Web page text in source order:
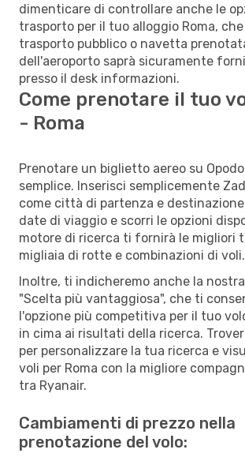
dimenticare di controllare anche le
trasporto per il tuo alloggio Roma,
trasporto pubblico o navetta
dell'aeroporto saprà sicuramente
presso il desk informazioni.
Come prenotare il tuo
- Roma
Prenotare un biglietto aereo su
semplice. Inserisci semplicemente
come città di partenza e
date di viaggio e scorri le opzioni
motore di ricerca ti fornirà le migliori
migliaia di rotte e combinazioni di voli.
Inoltre, ti indicheremo anche la
"Scelta più vantaggiosa", che ti
l'opzione più competitiva per il tuo
in cima ai risultati della ricerca.
per personalizzare la tua ricerca e
voli per Roma con la migliore
tra Ryanair.
Cambiamenti di prezzo nella
prenotazione del volo: